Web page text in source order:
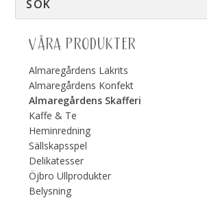
VÅRA PRODUKTER
Almaregårdens Lakrits
Almaregårdens Konfekt
Almaregårdens Skafferi
Kaffe & Te
Heminredning
Sällskapsspel
Delikatesser
Öjbro Ullprodukter
Belysning